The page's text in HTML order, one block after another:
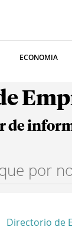
ECONOMIA
de
Directorio de